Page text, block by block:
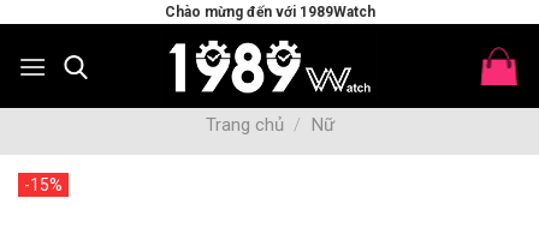
content
Chào mừng đến với 1989Watch
Trang chủ / Nữ
-15%